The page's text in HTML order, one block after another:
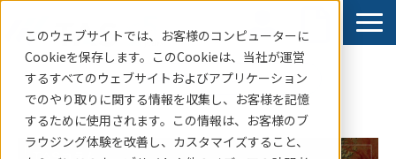
このウェブサイトでは、お客様のコンピューターに
Cookieを保存します。このCookieは、当社が運営
するすべてのウェブサイトおよびアプリケーション
でのやり取りに関する情報を収集し、お客様を記憶
するために使用されます。この情報は、お客様のブ
ラウジング体験を改善し、カスタマイズすること、
賃貸住宅指標はこちら
サービス
導入事例